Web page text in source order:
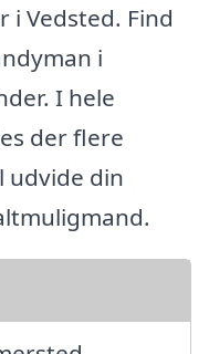
i Vedsted. Find
i
I hele
der flere
udvide din